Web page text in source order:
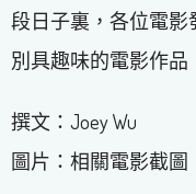
段日子裏，各位電
別具趣味的電影作品
撰文：Joey Wu
圖片：相關電影截圖